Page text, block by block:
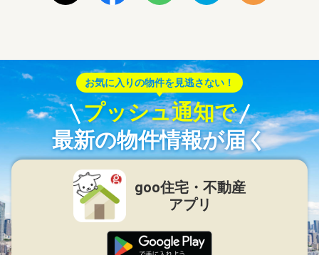
お気に入りの物件を見逃さない！
プッシュ通知で
最新の物件情報が届く
goo住宅・不動産
アプリ